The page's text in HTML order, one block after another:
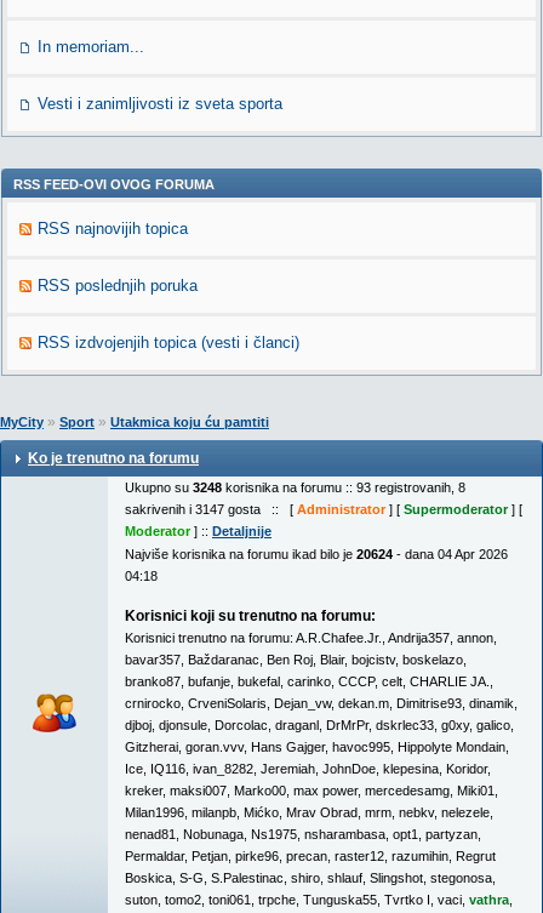
In memoriam...
Vesti i zanimljivosti iz sveta sporta
RSS FEED-OVI OVOG FORUMA
RSS najnovijih topica
RSS poslednjih poruka
RSS izdvojenjih topica (vesti i članci)
MyCity » Sport » Utakmica koju ću pamtiti
Ko je trenutno na forumu
Ukupno su 3248 korisnika na forumu :: 93 registrovanih, 8
sakrivenih i 3147 gosta :: [ Administrator] [ Supermoderator] [
Moderator] :: Detaljnije
Najviše korisnika na forumu ikad bilo je 20624 - dana 04 Apr 2026
04:18
Korisnici koji su trenutno na forumu:
Korisnici trenutno na forumu: A.R.Chafee.Jr. Andrija357 annon
bavar357 Baždaranac Ben Roj Blair, bojcistv, boskelazo
branko87 bufanje bukefal carinko CCCP, celt CHARLIE JA.
crnirocko CrveniSolaris Dejan_vw, dekan.m Dimitrise93 dinamik
djboj djonsule Dorcolac draganl DrMrPr, dskrlec33 g0xy, galico
Gitzherai goran.vvv, Hans Gajger, havoc995 Hippolyte Mondain
Ice IQ116 ivan_8282 Jeremiah JohnDoe klepesina Koridor,
kreker, maksi007 Marko00 max power, mercedesamg Miki01
Milan1996 milanpb Mićko Mrav Obrad mrm nebkv, nelezele
nenad81
Nobunaga Ns1975 nsharambasa opt1 partyzan
Permaldar, Petjan pirke96 precan raster12 razumihin Regrut
Boskica S-G S.Palestinac shiro shlauf Slingshot stegonosa
suton tomo2 toni061 trpche Tunguska55 Tvrtko I vaci vathra